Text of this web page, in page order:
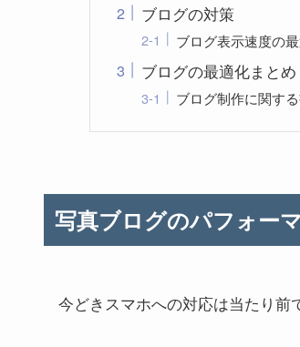
ブログの対策
ブログ表示速度の
ブログの最適化まとめ
ブログ制作に関す
写真ブログのパフォー
今どきスマホへの対応は当たり前